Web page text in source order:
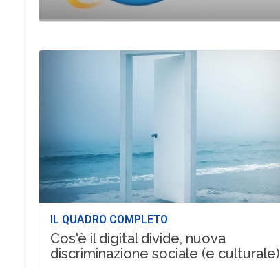
IL QUADRO COMPLETO
Cos'è il digital divide, nuova
discriminazione sociale (e culturale)